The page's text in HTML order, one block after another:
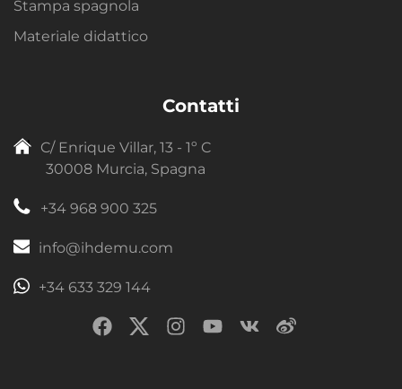
Stampa spagnola
Materiale didattico
Contatti
C/ Enrique Villar, 13 - 1º C
30008 Murcia, Spagna
+34 968 900 325
info@ihdemu.com
+34 633 329 144